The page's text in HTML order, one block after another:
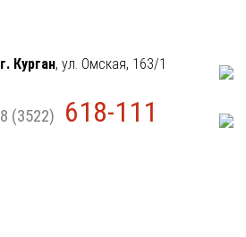
г. Курган, ул. Омская, 163/1
8 (3522) 618-111